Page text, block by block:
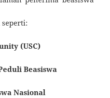
(USC)
Beasiswa
Nasional